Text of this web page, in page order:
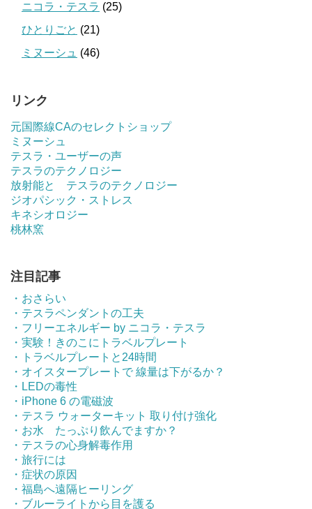
ニコラ・テスラ (25)
ひとりごと (21)
ミヌーシュ (46)
リンク
元国際線CAのセレクトショップ
ミヌーシュ
テスラ・ユーザーの声
テスラのテクノロジー
放射能と テスラのテクノロジー
ジオパシック・ストレス
キネシオロジー
桃林窯
注目記事
・おさらい
・テスラペンダントの工夫
・フリーエネルギー by ニコラ・テスラ
・実験！きのこにトラベルプレート
・トラベルプレートと24時間
・オイスタープレートで 線量は下がるか？
・LEDの毒性
・iPhone 6 の電磁波
・テスラ ウォーターキット 取り付け強化
・お水 たっぷり飲んでますか？
・テスラの心身解毒作用
・旅行には
・症状の原因
・福島へ遠隔ヒーリング
・ブルーライトから目を護る